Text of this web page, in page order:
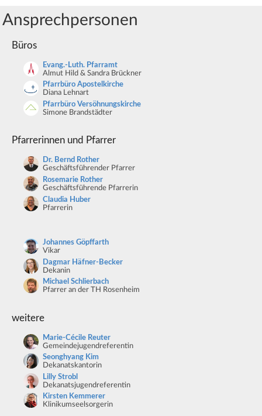
Ansprechpersonen
Büros
Evang.-Luth. Pfarramt
Almut Hild & Sandra Brückner
Pfarrbüro Apostelkirche
Diana Lehnart
Pfarrbüro Versöhnungskirche
Simone Brandstädter
Pfarrerinnen und Pfarrer
Dr. Bernd Rother
Geschäftsführender Pfarrer
Rosemarie Rother
Geschäftsführende Pfarrerin
Claudia Huber
Pfarrerin
Johannes Göpffarth
Vikar
Dagmar Häfner-Becker
Dekanin
Michael Schlierbach
Pfarrer an der TH Rosenheim
weitere
Marie-Cécile Reuter
Gemeindejugendreferentin
Seonghyang Kim
Dekanatskantorin
Lilly Strobl
Dekanatsjugendreferentin
Kirsten Kemmerer
Klinikumseelsorgerin